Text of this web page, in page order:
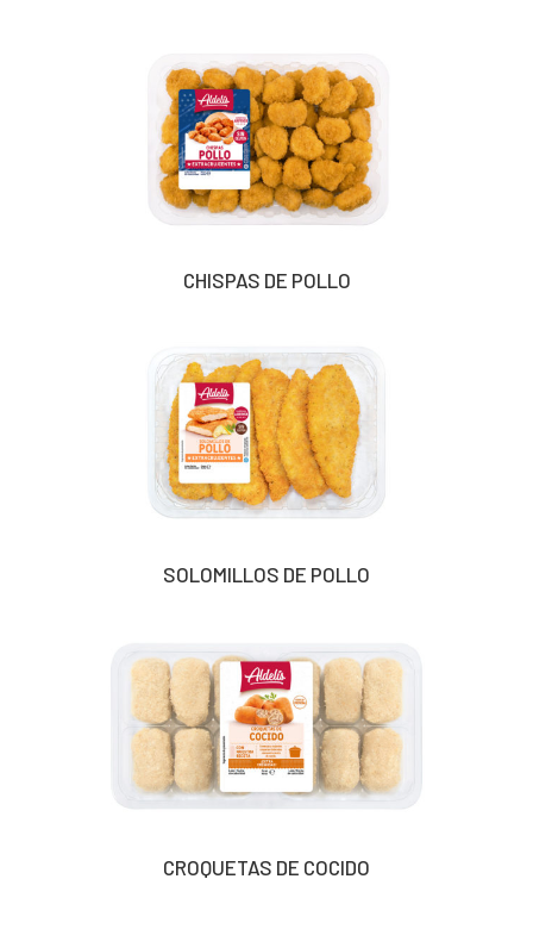
CHISPAS DE POLLO
SOLOMILLOS DE POLLO
CROQUETAS DE COCIDO